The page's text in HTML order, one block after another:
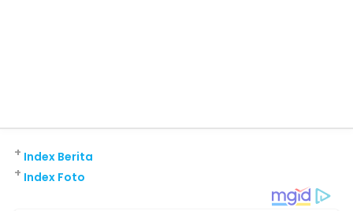
Index Berita
+
Index Foto
+